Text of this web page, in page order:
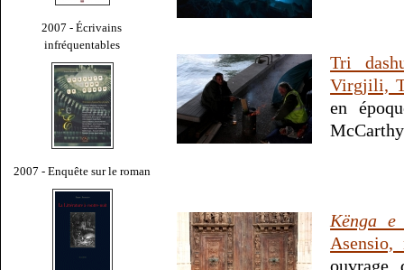
2007 - Écrivains
infréquentables
2007 - Enquête sur le roman
Tri
Virgjili,
en
Kënga